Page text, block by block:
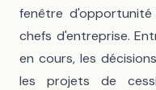
fenêtre
chefs d'entreprise.
en cours, les
les projets de